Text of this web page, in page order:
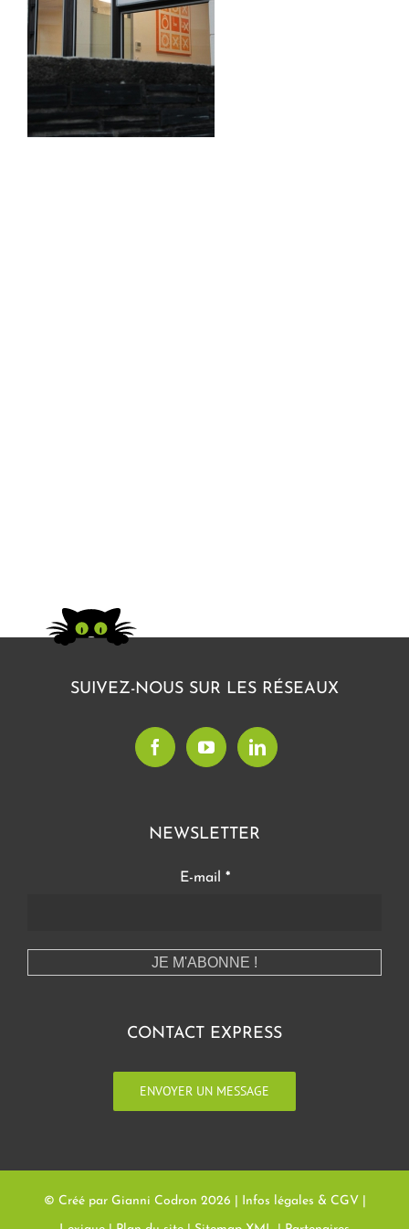
SUIVEZ-NOUS SUR LES RÉSEAUX
NEWSLETTER
E-mail *
CONTACT EXPRESS
ENVOYER UN MESSAGE
© Créé par Gianni Codron 2026 | Infos légales & CGV